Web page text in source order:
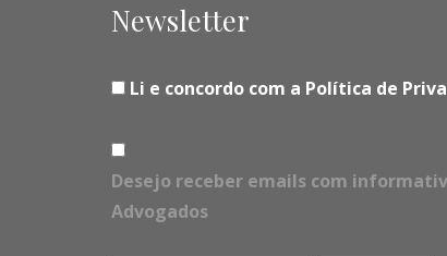
Newsletter
Li e concordo com a Política de
Desejo receber emails com
Advogados